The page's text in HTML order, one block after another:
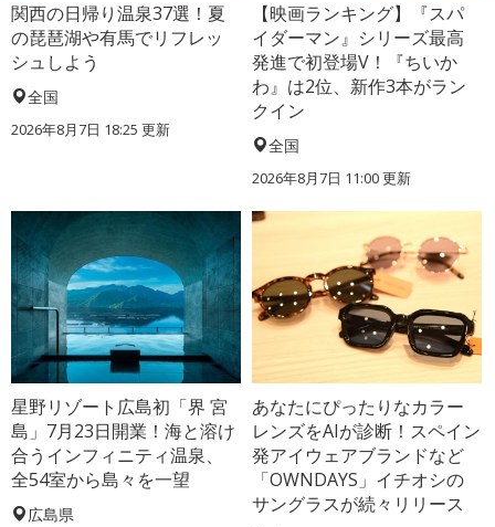
関西の日帰り温泉37選！夏
の琵琶湖や有馬でリフレッ
シュしよう
全国
2026年8月7日 18:25 更新
【映画ランキング】『スパ
イダーマン』シリーズ最高
発進で初登場V！『ちいか
わ』は2位、新作3本がラン
クイン
全国
2026年8月7日 11:00更新
星野リゾート広島初「界 宮
島」7月23日開業！海と溶け
合うインフィニティ温泉、
全54室から島々を一望
広島県
あなたにぴったりなカラー
レンズをAIが診断！スペイン
発アイウェアブランドなど
「OWNDAYS」イチオシの
サングラスが続々リリース